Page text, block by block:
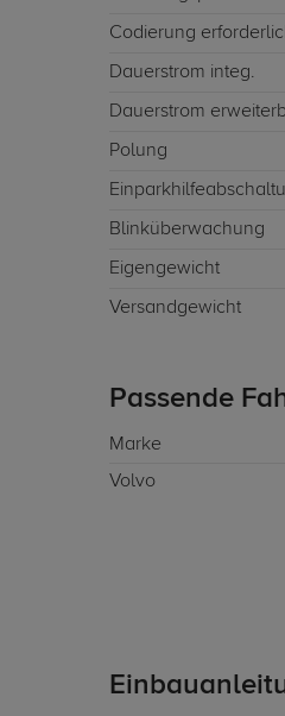
Codierung
Dauerstrom integ.
Dauerstrom
Polung
Blinküberwachung
Eigengewicht
Versandgewicht
Passende
Marke
Volvo